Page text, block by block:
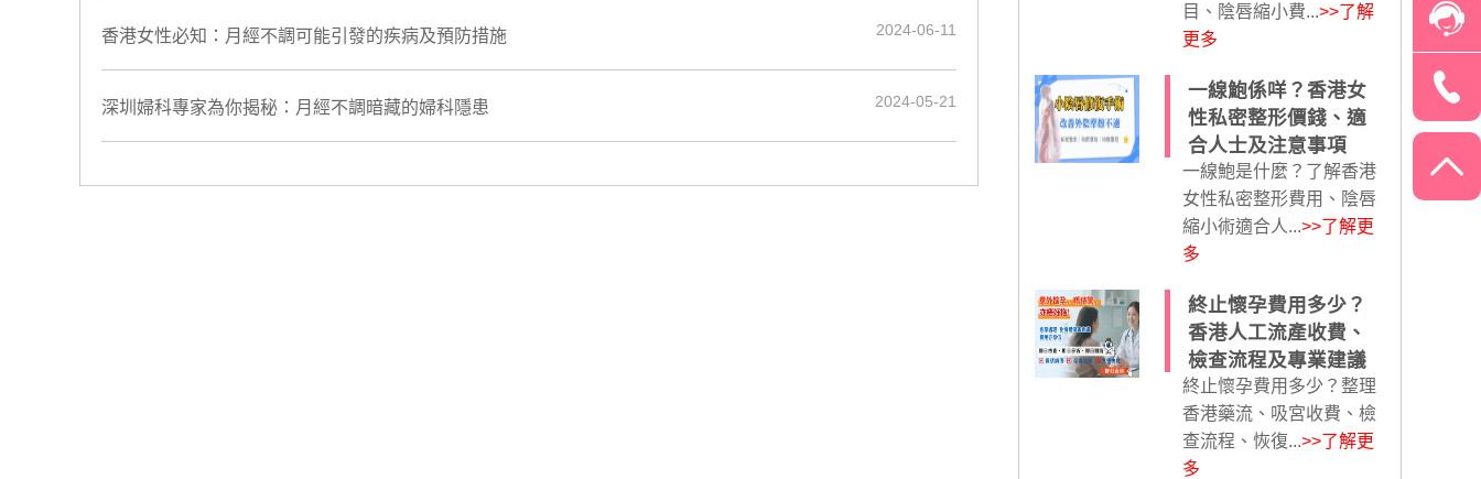
​香港女性必知：月經不調可能引發的疾病及預防措施 2024-06-11
深圳婦科專家為你揭秘：月經不調暗藏的婦科隱患 2024-05-21
目、陰唇縮小費...>>了解
更多
一線鮑係咩？香港女
性私密整形價錢、適
合人士及注意事項
一線鮑是什麼？了解香港
女性私密整形費用、陰唇
縮小術適合人...>>了解更
多
終止懷孕費用多少？
香港人工流產收費、
檢查流程及專業建議
終止懷孕費用多少？整理
香港藥流、吸宮收費、檢
查流程、恢復...>>了解更
多